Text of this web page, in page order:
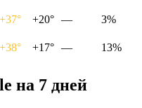
+37° +20° —
3%
+38° +17° — 13%
на 7 дней